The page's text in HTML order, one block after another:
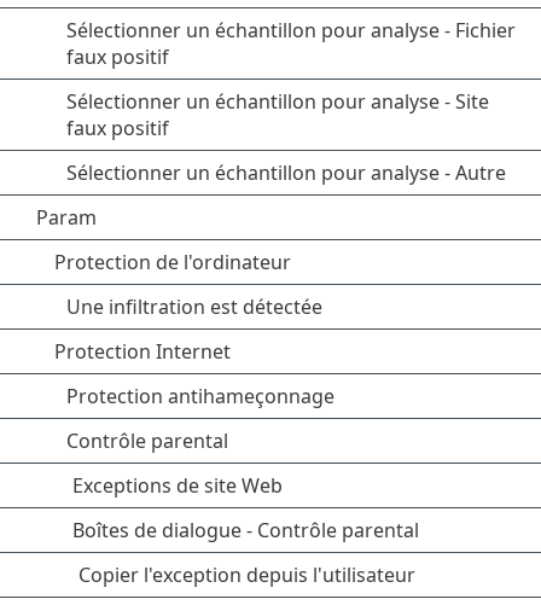
Sélectionner un échantillon pour analyse - Fichier
faux positif
Sélectionner un échantillon pour analyse - Site
faux positif
Sélectionner un échantillon pour analyse - Autre
Param
Protection de l'ordinateur
Une infiltration est détectée
Protection Internet
Protection antihameçonnage
Contrôle parental
Exceptions de site Web
Boîtes de dialogue - Contrôle parental
Copier l'exception depuis l'utilisateur